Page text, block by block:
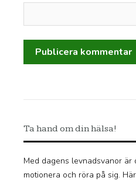
Ta hand om din hälsa!
Med dagens levnadsvanor
motionera och röra på sig.